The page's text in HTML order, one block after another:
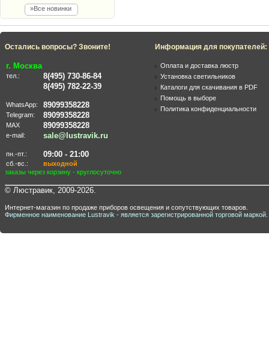
»Все новинки
Остались вопросы? Звоните!
г. Москва
тел.:
8(495) 730-86-84
8(495) 782-22-39
WhatsApp: 89099358228
Telegram: 89099358228
MAX 89099358228
e-mail: sale@lustravik.ru
пн.-пт.: 09:00 - 21:00
сб.-вс.:
выходной
заказы через корзину - круглосуточно
Информация для покупателей:
Оплата и доставка люстр
Установка светильников
Каталоги для скачивания в PDF
Помощь в выборе
Политика конфиденциальности
© Люстравик, 2009-2026.
Интернет-магазин по продаже приборов освещения и сопутствующих товаров.
Фирменное наименование Lustravik - является зарегистрированной торговой